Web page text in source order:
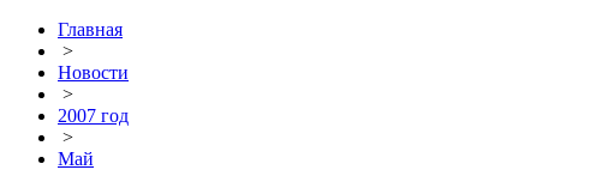
Главная
>
Новости
>
2007 год
>
Май